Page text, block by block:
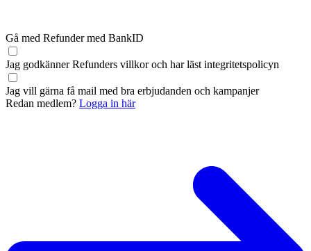
Gå med Refunder med BankID
Jag godkänner Refunders villkoroch har läst integritetspolicyn
Jag vill gärna få mail med bra erbjudanden och kampanjer
Redan medlem? Logga in här